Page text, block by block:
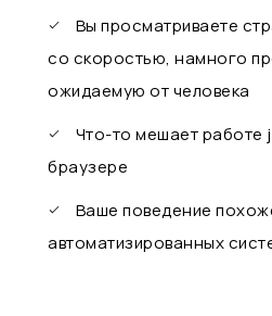
Вы просматриваете
со скоростью, намного
ожидаемую от человека
Что-то мешает работе
браузере
Ваше поведение
автоматизированных